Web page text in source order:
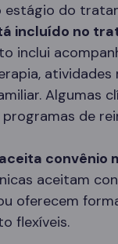
estágio do
incluído no
inclui
atividades
Algumas
de
convênio
aceitam
oferecem
flexíveis.